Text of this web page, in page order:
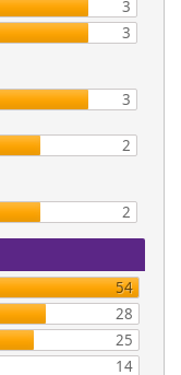
3
3
3
2
2
54
28
25
14